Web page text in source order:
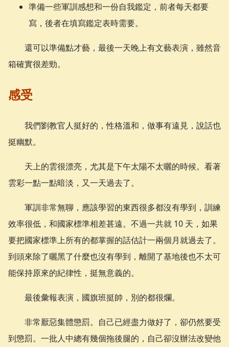
準備一些軍訓感想和一份自我鑑定，前者每天都要
寫，後者在填寫鑑定表時需要。
還可以準備點才藝，最後一天晚上有文藝表演，雖然音
箱確實很差勁。
感受
我們劉教官人挺好的，性格溫和，做事有遠見，說話也
挺幽默。
天上的雲很漂亮，尤其是下午太陽不太曬的時候。看著
雲彩一點一點暗淡，又一天過去了。
軍訓非常無聊，應該學習的東西很多都沒有學到，訓練
效率很低，和國家標準相差甚遠。不過一共就 10 天，如果
要把國家標準上所有的都掌握的話估計一兩個月就過去了。
到頭來除了曬黑了什麼也沒有學到，離開了基地後也不太可
能保持原來的紀律性，挺無意義的。
最後彙報表演，國旗班挺帥，別的都很爛。
非常厭惡集體懲罰。自己已經盡力做好了，卻仍然要受
到懲罰。一批人中總有幾個拖後腿的，自己卻沒辦法改變他